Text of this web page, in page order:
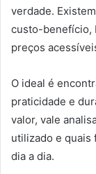
verdade.
custo-benefício,
preços
O ideal é
praticidade e
valor, vale
utilizado e quais
dia a dia.